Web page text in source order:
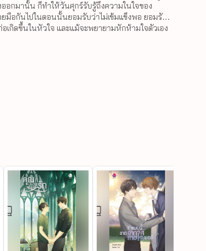
อกมานั้น ก็ทำให้วันศุกร์รับรู้ถึงความในใจของ
มือกันไปในตอนนั้นยอมรับว่าไม่เข้มแข็งพอ ยอมรับ
กิดขึ้นในหัวใจ และแม้จะพยายามหักห้ามใจตัวเอง